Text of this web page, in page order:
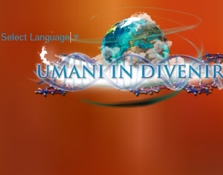
Select Language ▼